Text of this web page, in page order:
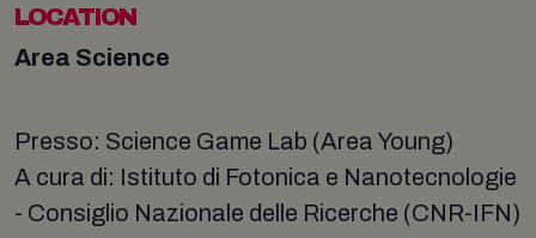
LOCATION
Area Science
Presso: Science Game Lab (Area Young)
A cura di: Istituto di Fotonica e Nanotecnologie
- Consiglio Nazionale delle Ricerche (CNR-IFN)